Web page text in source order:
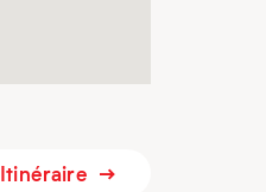
Itinéraire